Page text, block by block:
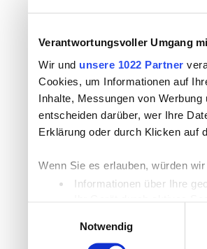
Verantwortungsvoller Umgang
Wir und unsere 1022 Partner
Cookies, um Informationen auf
Inhalte, Messungen von
entscheiden darüber, wer Ihre
Erklärung oder durch Klicken auf
Wenn Sie es erlauben, würden
Informationen über Ihre
Ihr Gerät durch aktives
Notwendig